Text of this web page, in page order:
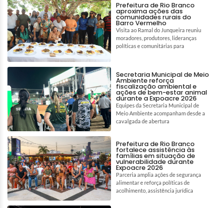
Prefeitura de Rio Branco
aproxima ações das
comunidades rurais do
Barro Vermelho
Visita ao Ramal do Junqueira reuniu
moradores, produtores, lideranças
políticas e comunitárias para
Secretaria Municipal de Meio
Ambiente reforça
fiscalização ambiental e
ações de bem-estar animal
durante a Expoacre 2026
Equipes da Secretaria Municipal de
Meio Ambiente acompanham desde a
cavalgada de abertura
Prefeitura de Rio Branco
fortalece assistência às
famílias em situação de
vulnerabilidade durante
Expoacre 2026
Parceria amplia ações de segurança
alimentar e reforça políticas de
acolhimento, assistência jurídica